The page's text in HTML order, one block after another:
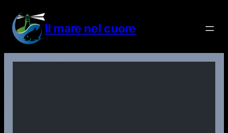
contenuto
Il mare nel cuore